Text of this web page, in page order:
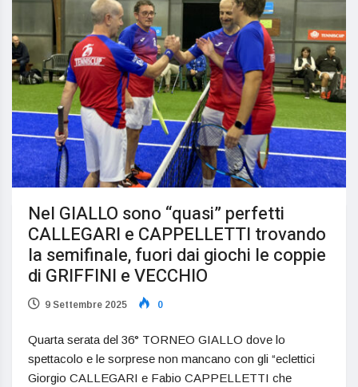
Nel GIALLO sono “quasi” perfetti
CALLEGARI e CAPPELLETTI trovando
la semifinale, fuori dai giochi le coppie
di GRIFFINI e VECCHIO
9 Settembre 2025 0
Quarta serata del 36° TORNEO GIALLO dove lo
spettacolo e le sorprese non mancano con gli “eclettici
Giorgio CALLEGARI e Fabio CAPPELLETTI che